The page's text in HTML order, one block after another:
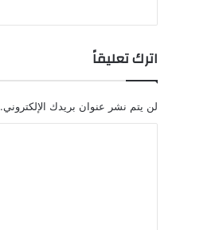
اترك تعليقاً
لن يتم نشر عنوان بريدك الإلكتروني.